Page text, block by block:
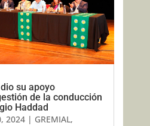
su apoyo
de la conducción
Haddad
2024| GREMIAL,